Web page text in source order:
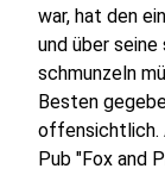
war, hat den
und über
schmunzeln
Besten
offensichtlich.
Pub "Fox and